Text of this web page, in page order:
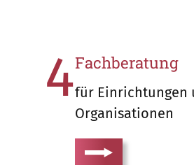
4Fachberatung
für Einrichtungen
Organisationen